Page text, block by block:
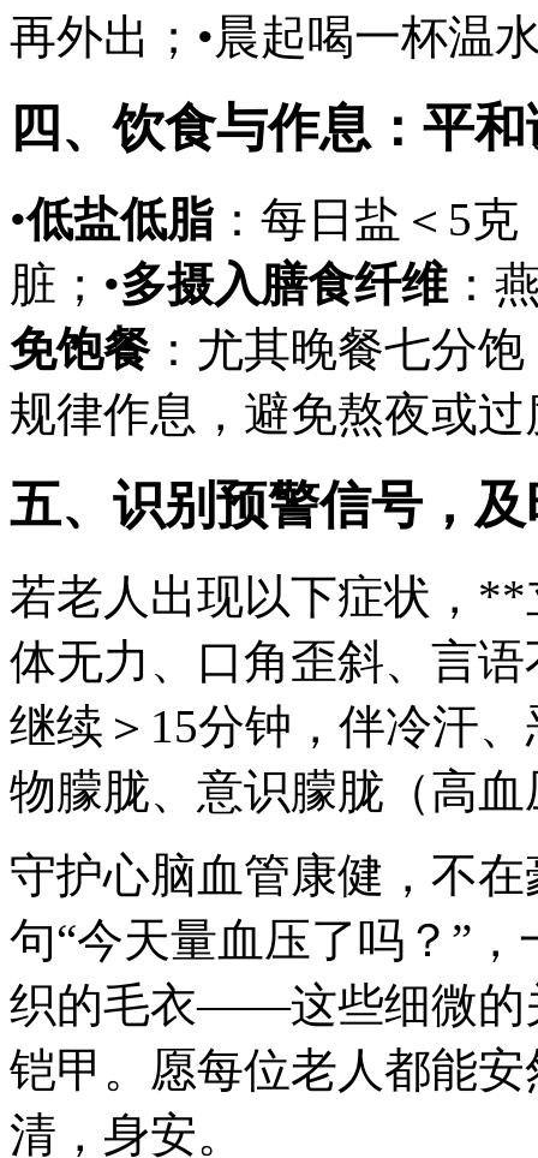
再外出；•晨起喝一杯温
四、饮食与作息：平
•低盐低脂 ：每日盐＜5
脏；•多摄入膳食纤维：
免饱餐：尤其晚餐七分
规律作息，避免熬夜或
五、识别预警信号，
若老人出现以下症状，
体无力、口角歪斜、言
继续＞15分钟，伴冷汗
物朦胧、意识朦胧（高
守护心脑血管康健，不
句“今天量血压了吗？”
织的毛衣——这些细微的
铠甲。愿每位老人都能
清，身安。